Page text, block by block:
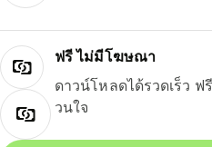
ฟรี ไม่มีโฆษณา
ดาวน์โหลดได้รวดเร็ว
วนใจ